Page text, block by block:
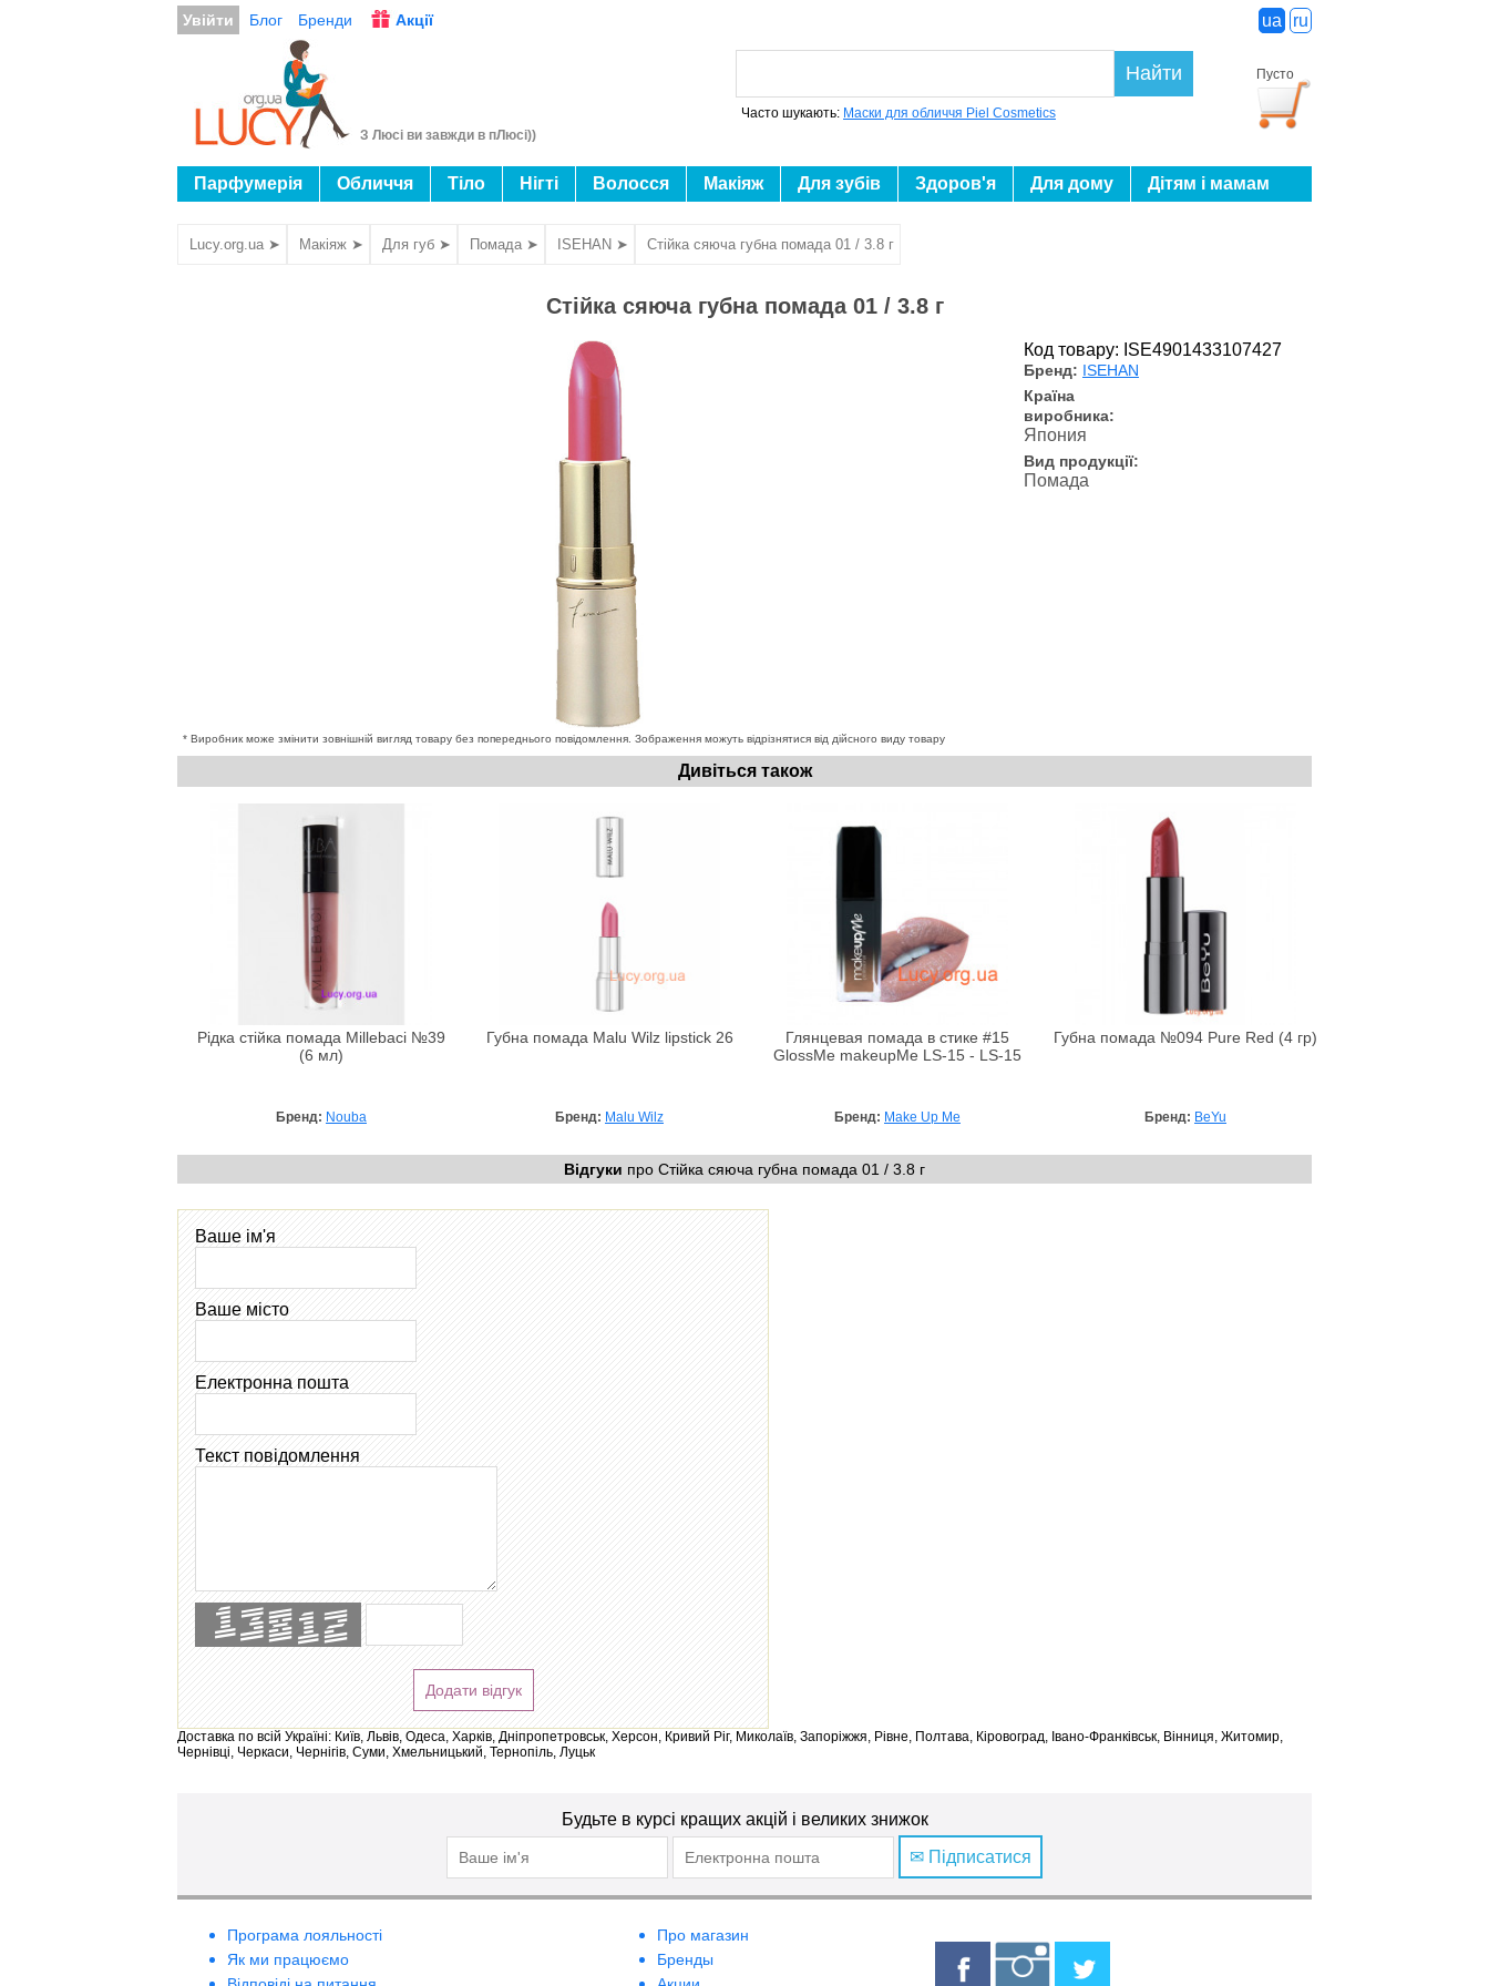
Увійти Блог Бренди Акції ua ru
З Люсі ви завжди в пЛюсі))
Пусто
Найти
Часто шукають: Маски для обличчя Piel Cosmetics
Парфумерія Обличчя Тіло Нігті Волосся Макіяж Для зубів Здоров'я Для дому Дітям і мамам
Lucy.org.ua ➤ Макіяж ➤ Для губ ➤ Помада ➤ ISEHAN ➤ Стійка сяюча губна помада 01 / 3.8 г
Стійка сяюча губна помада 01 / 3.8 г
* Виробник може змінити зовнішній вигляд товару без попереднього повідомлення. Зображення можуть відрізнятися від дійсного виду товару
Код товару: ISE4901433107427
Бренд: ISEHAN
Країна
виробника:
Япония
Вид продукції:
Помада
Дивіться також
Рідка стійка помада Millebaci №39
(6 мл)
Бренд: Nouba
Губна помада Malu Wilz lipstick 26
Бренд: Malu Wilz
Глянцевая помада в стике #15
GlossMe makeupMe LS-15 - LS-15
Бренд: Make Up Me
Губна помада №094 Pure Red (4 гр)
Бренд: BeYu
Відгуки про Стійка сяюча губна помада 01 / 3.8 г
Ваше ім'я
Ваше місто
Електронна пошта
Текст повідомлення
Додати відгук
Доставка по всій Україні: Київ, Львів, Одеса, Харків, Дніпропетровськ, Херсон, Кривий Ріг, Миколаїв, Запоріжжя, Рівне, Полтава, Кіровоград, Івано-Франківськ, Вінниця, Житомир,
Чернівці, Черкаси, Чернігів, Суми, Хмельницький, Тернопіль, Луцьк
Будьте в курсі кращих акцій і великих знижок
✉ Підписатися
Програма лояльності
Як ми працюємо
Про магазин
Бренды